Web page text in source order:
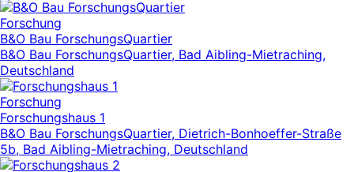
Forschung
B&O Bau ForschungsQuartier
B&O Bau ForschungsQuartier, Bad Aibling-Mietraching,
Deutschland
Forschung
Forschungshaus 1
B&O Bau ForschungsQuartier, Dietrich-Bonhoeffer-Straße
5b, Bad Aibling-Mietraching, Deutschland